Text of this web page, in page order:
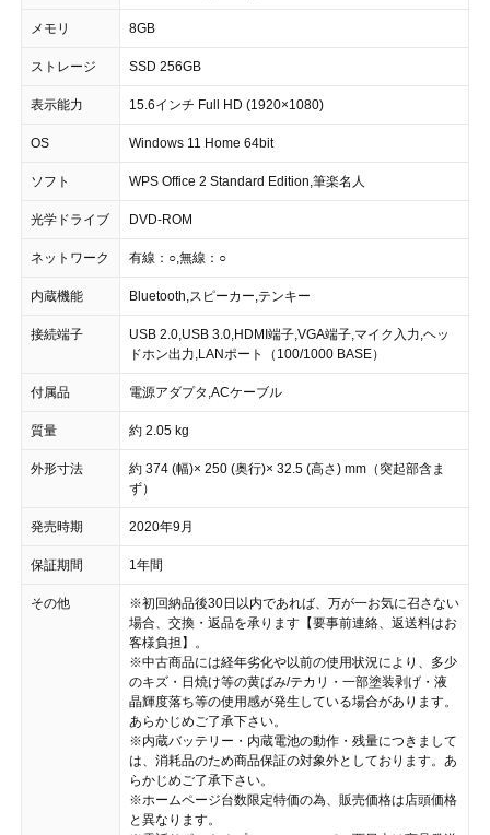
メモリ 8GB
ストレージ SSD 256GB
表示能力 15.6インチ Full HD (1920×1080)
OS Windows 11 Home 64bit
ソフト WPS Office 2 Standard Edition,筆楽名人
光学ドライブ DVD-ROM
ネットワーク 有線：○,無線：○
内蔵機能 Bluetooth,スピーカー,テンキー
接続端子
USB 2.0,USB 3.0,HDMI端子,VGA端子,マイク入力,ヘッ
ドホン出力,LANポート（100/1000 BASE）
付属品 電源アダプタ,ACケーブル
質量 約 2.05 kg
外形寸法
約 374 (幅)× 250 (奥行)× 32.5 (高さ) mm（突起部含ま
ず）
発売時期 2020年9月
保証期間 1年間
その他
※初回納品後30日以内であれば、万が一お気に召さない
場合、交換・返品を承ります【要事前連絡、返送料はお
客様負担】。
※中古商品には経年劣化や以前の使用状況により、多少
のキズ・日焼け等の黄ばみ/テカリ・一部塗装剥げ・液
晶輝度落ち等の使用感が発生している場合があります。
あらかじめご了承下さい。
※内蔵バッテリー・内蔵電池の動作・残量につきまして
は、消耗品のため商品保証の対象外としております。あ
らかじめご了承下さい。
※ホームページ台数限定特価の為、販売価格は店頭価格
と異なります。